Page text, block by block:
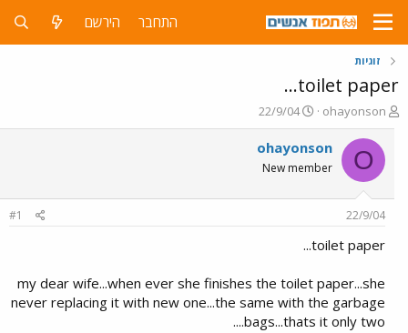
התחבר הירשם
זוגיות
toilet paper...
פ
ו
ת
ח
ה
ש
א
ohayonson
פ
ו
ר
ם
22/9/04
O
ohayonson
New member
22/9/04
#1
toilet paper...
my dear wife...when ever she finishes the toilet paper...she
never replacing it with new one...the same with the garbage
bags...thats it only two....